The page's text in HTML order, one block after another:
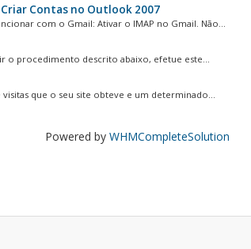
Contas no Outlook 2007
com o Gmail: Ativar o IMAP no Gmail. Não...
o procedimento descrito abaixo, efetue este...
que o seu site obteve e um determinado...
Powered by WHMCompleteSolution